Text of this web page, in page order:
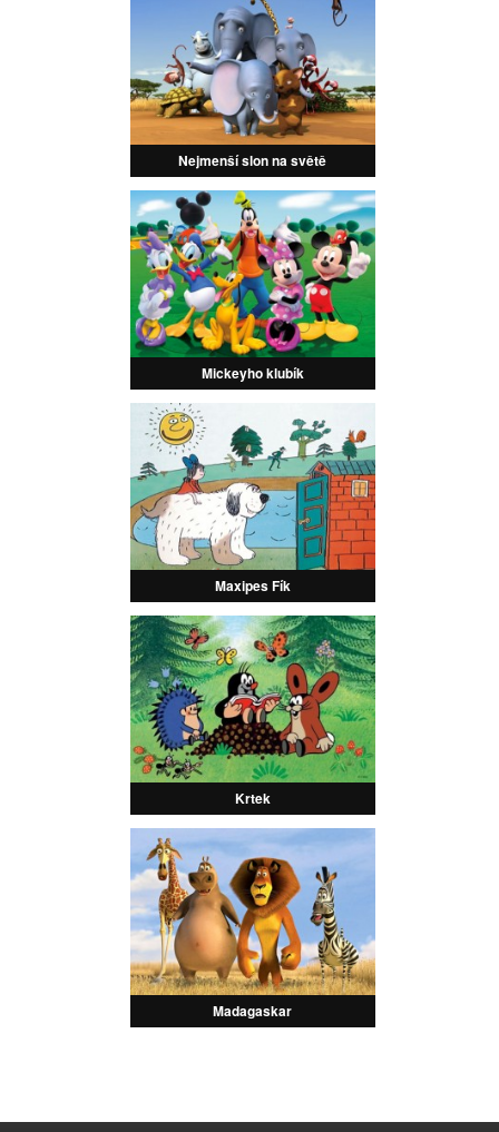
Nejmenší slon na světě
Mickeyho klubík
Maxipes Fík
Krtek
Madagaskar